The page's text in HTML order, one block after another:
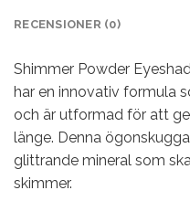
RECENSIONER (0)
Shimmer Powder
har en innovativ formula
och är utformad för att
länge. Denna
glittrande mineral som
skimmer.